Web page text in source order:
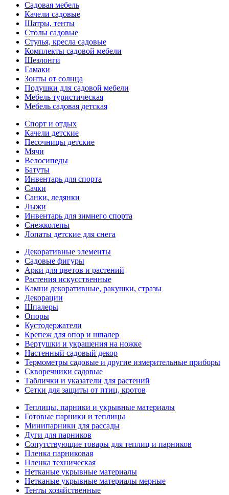
Садовая мебель
Качели садовые
Шатры, тенты
Столы садовые
Стулья, кресла садовые
Комплекты садовой мебели
Шезлонги
Гамаки
Зонты от солнца
Подушки для садовой мебели
Мебель туристическая
Мебель садовая детская
Спорт и отдых
Качели детские
Песочницы детские
Мячи
Велосипеды
Батуты
Инвентарь для спорта
Сачки
Санки, ледянки
Лыжи
Инвентарь для зимнего спорта
Снежколепы
Лопаты детские для снега
Декоративные элементы
Садовые фигуры
Арки для цветов и растений
Растения искусственные
Камни декоративные, ракушки, стразы
Декорации
Шпалеры
Опоры
Кустодержатели
Крепеж для опор и шпалер
Вертушки и украшения на ножке
Настенный садовый декор
Термометры садовые и другие измерительные приборы
Скворечники садовые
Таблички и указатели для растений
Сетки для защиты от птиц, кротов
Теплицы, парники и укрывные материалы
Готовые парники и теплицы
Минипарники для рассады
Дуги для парников
Сопутствующие товары для теплиц и парников
Пленка парниковая
Пленка техническая
Нетканые укрывные материалы
Нетканые укрывные материалы мерные
Тенты хозяйственные